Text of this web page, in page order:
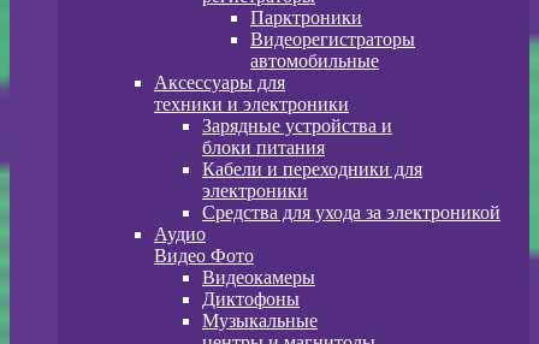
Парктроники
Видеорегистраторы
автомобильные
Аксессуары для
техники и электроники
Зарядные устройства и
блоки питания
Кабели и переходники для
электроники
Средства для ухода за электроникой
Аудио
Видео Фото
Видеокамеры
Диктофоны
Музыкальные